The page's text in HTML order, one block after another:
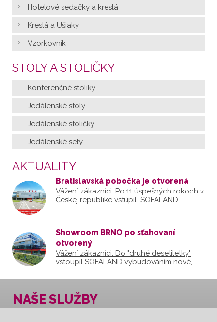
Hotelové sedačky a kreslá
Kreslá a Ušiaky
Vzorkovník
STOLY A STOLIČKY
Konferenčné stolíky
Jedálenské stoly
Jedálenské stoličky
Jedálenské sety
AKTUALITY
Bratislavská pobočka je otvorená
Vážení zákazníci. Po 11 úspešných rokoch v
Českej republike vstúpil SOFALAND...
Showroom BRNO po sťahovaní
otvorený
Vážení zákazníci. Do "druhé desetiletky"
vstoupil SOFALAND vybudováním nové,...
NAŠE SLUŽBY